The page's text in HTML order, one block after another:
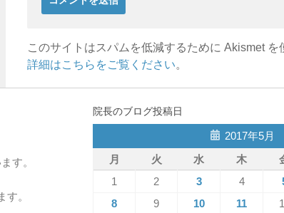
このサイトはスパムを低減するために Akismet を
詳細はこちらをご覧ください。
す。
。
院長のブログ投稿日
2017年5月
月
火 水 木
1
2 3 4
8
9 10 11